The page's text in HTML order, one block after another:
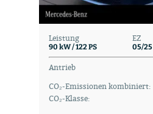
Leistung
90 kW / 122 PS
EZ
05/25
Antrieb
CO₂-Emissionen kombiniert:
CO₂-Klasse: